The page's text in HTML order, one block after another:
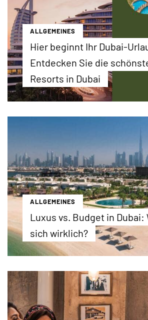
ALLGEMEINES
Hier beginnt Ihr Dubai-
Entdecken Sie die
Resorts in Dubai
Luxuriöser Badeurlaub,
Resorts zu attraktiven Konditionen
unter ewtc.de!
...mehr erfahren
ALLGEMEINES
Luxus vs. Budget in Dubai:
sich wirklich?
Luxus oder Budget? Wir zeigen
stellen Ihnen die besten Hotels
und luxusaffine Reisende vor.
...mehr erfahren